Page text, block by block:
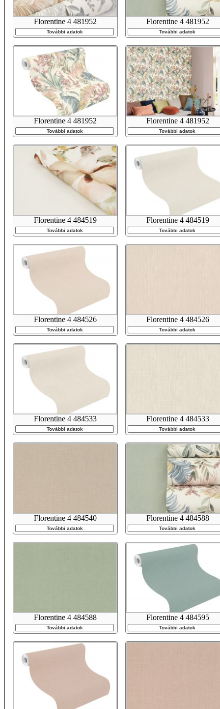
Florentine 4 481952
További adatok
Florentine 4 481952
További adatok
Florentine 4 481952
További adatok
Florentine 4 481952
További adatok
Florentine 4 484519
További adatok
Florentine 4 484519
További adatok
Florentine 4 484526
További adatok
Florentine 4 484526
További adatok
Florentine 4 484533
További adatok
Florentine 4 484533
További adatok
Florentine 4 484540
További adatok
Florentine 4 484588
További adatok
Florentine 4 484588
További adatok
Florentine 4 484595
További adatok